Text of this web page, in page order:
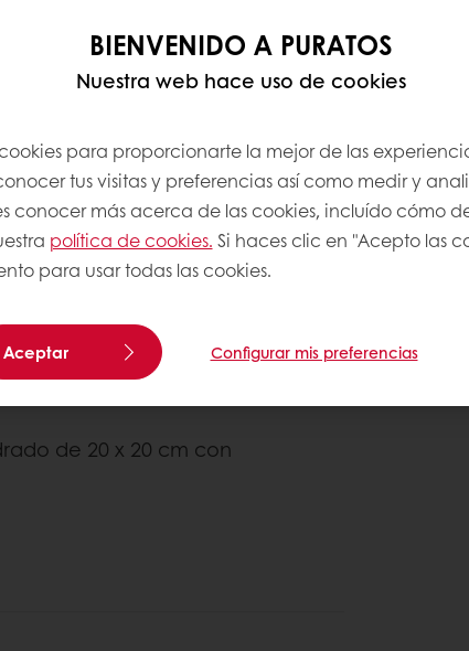
X-Press.
y luego 8 minutos en
y homogénea.
que se forman al
de 20 x 20 cm con
BIENVENIDO A PURATOS
Nuestra web hace uso de cookies
para proporcionarte la mejor de las
tus visitas y preferencias así como medir y
conocer más acerca de las cookies, incluído cómo
política de cookies. Si haces clic en "Acepto las
para usar todas las cookies.
Aceptar Configurar mis preferencias